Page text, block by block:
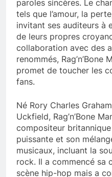
paroles sincères. Le
tels que l’amour, la
invitant ses auditeurs à
de leurs propres
collaboration avec des
renommés, Rag’n’Bone
promet de toucher les
fans.
Né Rory Charles
Uckfield, Rag’n’Bone
compositeur
puissante et son
musicaux, incluant la
rock. Il a commencé sa
scène hip-hop mais a